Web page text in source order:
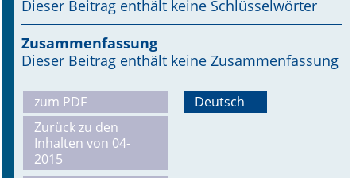
Archiv
Supplements
Supplements OrphanAnesthesia
Online First
A&I English
Dieser Beitrag enthält keine Schlüsselwörter
Zusammenfassung
Dieser Beitrag enthält keine Zusammenfassung
zum PDF
Zurück zu den
Inhalten von 04-
2015
Deutsch